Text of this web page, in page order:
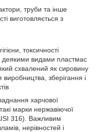
труби та інше
виготовляється з
токсичності
деякими видами пластмас
схвалений як сировину
зберігання і
харчової
марки нержавіючої
316). Важливим
нерівностей і